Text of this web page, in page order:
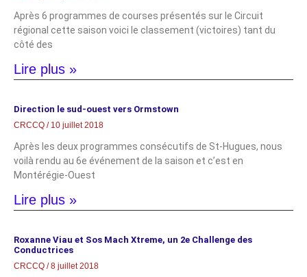
Après 6 programmes de courses présentés sur le Circuit
régional cette saison voici le classement (victoires) tant du
côté des
Lire plus »
Direction le sud-ouest vers Ormstown
CRCCQ 10 juillet 2018
Après les deux programmes consécutifs de St-Hugues, nous
voilà rendu au 6e événement de la saison et c’est en
Montérégie-Ouest
Lire plus »
Roxanne Viau et Sos Mach Xtreme, un 2e Challenge des
Conductrices
CRCCQ 8 juillet 2018